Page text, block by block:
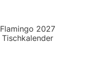
Flamingo 2027
Tischkalender